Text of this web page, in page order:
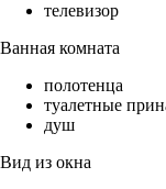
телевизор
Ванная комната
полотенца
туалетные
душ
Вид из окна